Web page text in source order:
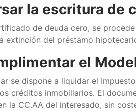
la escritura de
de deuda cero, se
extinción del préstamo
el
se dispone a liquidar el
créditos inmobiliarios. El
la CC.AA del interesado, sin